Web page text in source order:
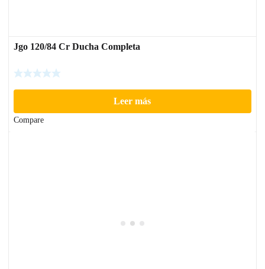
Jgo 120/84 Cr Ducha Completa
Leer más
Compare